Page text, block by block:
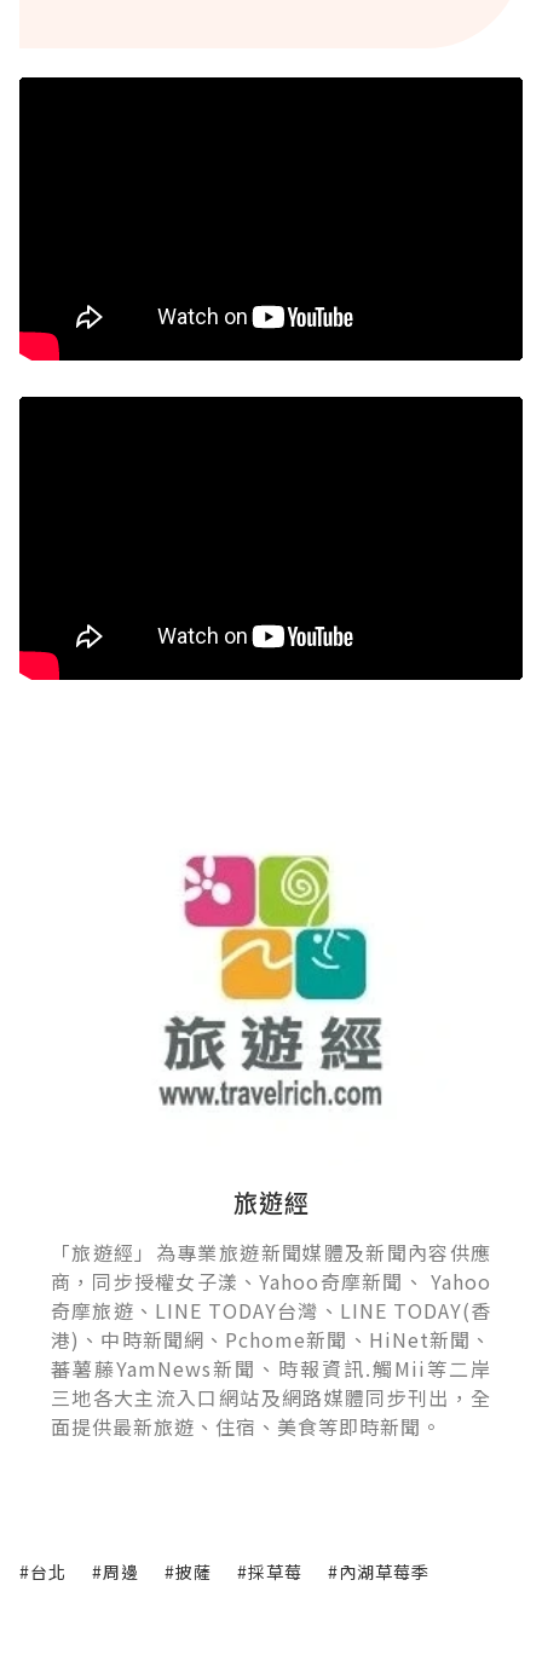
旅遊經
「旅遊經」為專業旅遊新聞媒體及新聞內容供應
商，同步授權女子漾、Yahoo奇摩新聞、 Yahoo
奇摩旅遊、LINE TODAY台灣、LINE TODAY(香
港)、中時新聞網、Pchome新聞、HiNet新聞、
蕃薯藤YamNews新聞、時報資訊.觸Mii等二岸
三地各大主流入口網站及網路媒體同步刊出，全
面提供最新旅遊、住宿、美食等即時新聞。
#台北 #周邊 #披薩 #採草莓 #內湖草莓季